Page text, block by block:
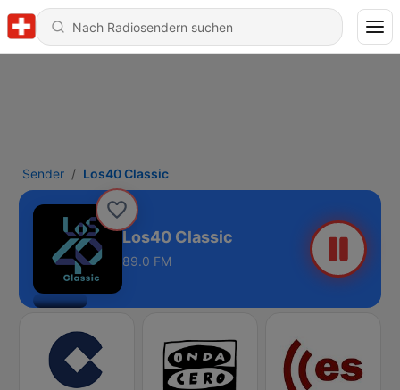
Sender Los40 Classic
Los40 Classic
89.0 FM